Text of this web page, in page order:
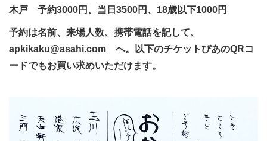
木戸 予約3000円、当日3500円、18歳以下1000円
予約は名前、来場人数、携帯電話を記して、
apkikaku@asahi.com へ。
以下のチケットぴあのQRコ
ードでもお買い求めいただけます。